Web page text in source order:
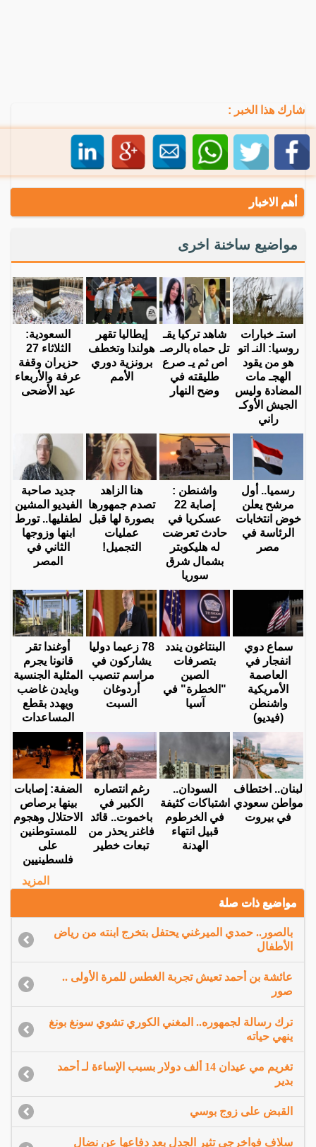
شارك هذا الخبر :
أهم الاخبار
مواضيع ساخنة اخرى
استـ خبارات
روسيا: النـ اتو
هو من يقود
الهجـ مات
المضادة وليس
الجيش الأوكـ
راني
شاهد تركيا يقـ
تل حماه بالرصـ
اص ثم يـ صرع
طليقته في
وضح النهار
إيطاليا تقهر
هولندا وتخطف
برونزية دوري
الأمم
السعودية:
الثلاثاء 27
حزيران وقفة
عرفة والأربعاء
عيد الأضحى
رسميا.. أول
مرشح يعلن
خوض انتخابات
الرئاسة في
مصر
واشنطن :
إصابة 22
عسكريا في
حادث تعرضت
له هليكوبتر
بشمال شرق
سوريا
هنا الزاهد
تصدم جمهورها
بصورة لها قبل
عمليات
التجميل!
جديد صاحبة
الفيديو المشين
لطفليها.. تورط
ابنها وزوجها
الثاني في
المصر
سماع دوي
انفجار في
العاصمة
الأمريكية
واشنطن
(فيديو)
البنتاغون يندد
بتصرفات
الصين
"الخطرة" في
آسيا
78 زعيما دوليا
يشاركون في
مراسم تنصيب
أردوغان
السبت
أوغندا تقر
قانونا يجرم
المثلية الجنسية
وبايدن غاضب
ويهدد بقطع
المساعدات
لبنان.. اختطاف
مواطن سعودي
في بيروت
السودان..
اشتباكات كثيفة
في الخرطوم
قبيل انتهاء
الهدنة
رغم انتصاره
الكبير في
باخموت.. قائد
فاغنر يحذر من
تبعات خطير
الضفة: إصابات
بينها برصاص
الاحتلال وهجوم
للمستوطنين
على
فلسطينيين
المزيد
مواضيع ذات صلة
بالصور.. حمدي الميرغني يحتفل بتخرج ابنته من رياض
الأطفال
عائشة بن أحمد تعيش تجربة الغطس للمرة الأولى ..
صور
ترك رسالة لجمهوره.. المغني الكوري تشوي سونغ بونغ
ينهي حياته
تغريم مي عيدان 14 ألف دولار بسبب الإساءة لـ أحمد
بدير
القبض على زوج بوسي
سلاف فواخرجي تثير الجدل بعد دفاعها عن نضال